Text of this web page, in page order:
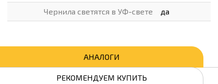
Чернила светятся в УФ-свете да
АНАЛОГИ
РЕКОМЕНДУЕМ КУПИТЬ